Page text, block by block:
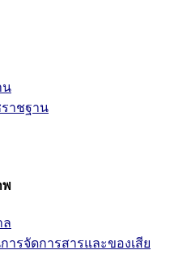
น
าชฐาน
พ
ล
ารจัดการสารและของเสีย